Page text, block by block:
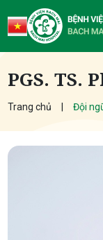
PGS. TS.
Trang chủ Đội